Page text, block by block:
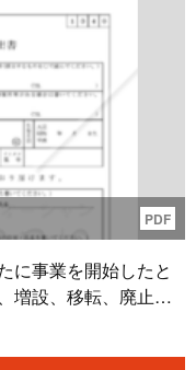
PDF
に事業を開始したと
増設、移転、廃止し